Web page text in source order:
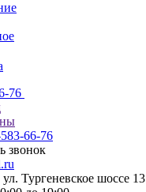
76
66-76
звонок
Тургеневское шоссе 13